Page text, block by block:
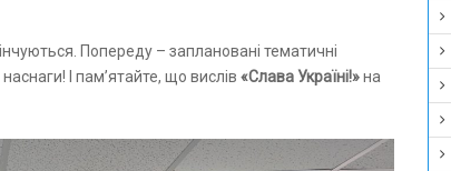
Попереду – заплановані тематичні
І пам’ятайте, що вислів «Слава Україні!»на